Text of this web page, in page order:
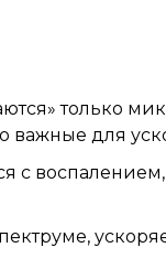
только
важные для
с